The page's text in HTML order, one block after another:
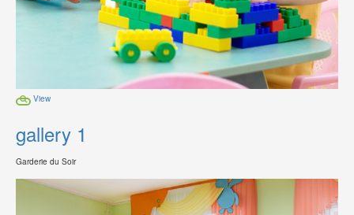
View
gallery 1
Garderie du Soir